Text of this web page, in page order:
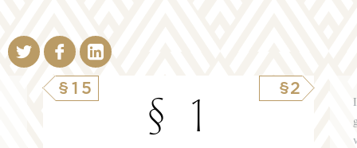
§15 §2
§ 1